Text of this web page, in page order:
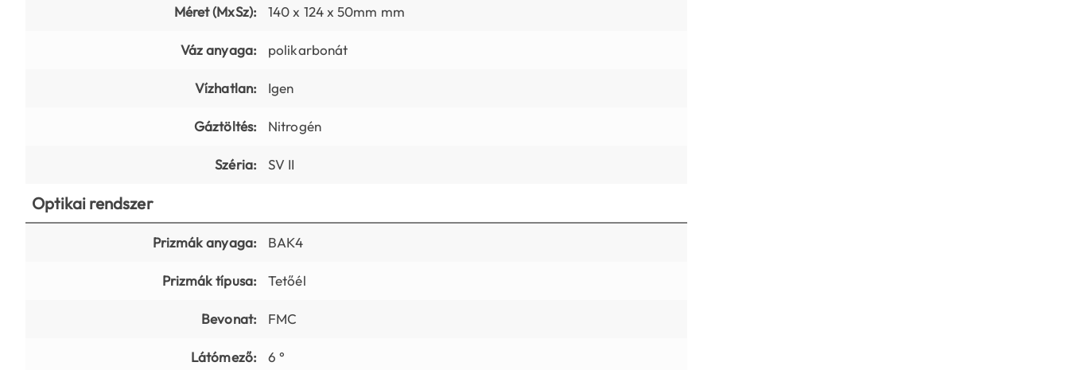
Méret (MxSz): 140 x 124 x 50mm mm
Váz anyaga: polikarbonát
Vízhatlan: Igen
Gáztöltés: Nitrogén
Széria: SV II
Optikai rendszer
Prizmák anyaga: BAK4
Prizmák típusa: Tetőél
Bevonat: FMC
Látómező: 6 °